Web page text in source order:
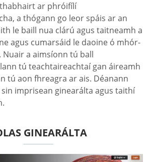
ar phróifílí
a thógann go leor spáis ar an
le baill nua clárú agus taitneamh a
agus cumarsáid le daoine ó mhór-
Nuair a aimsíonn tú ball
tú teachtaireachtaí gan áireamh
tú aon fhreagra ar ais. Déanann
imprisean ginearálta agus taithí
GINEARÁLTA